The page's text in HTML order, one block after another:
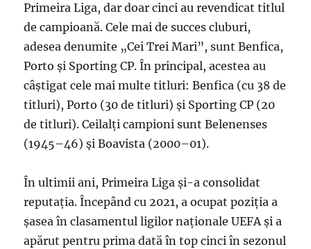
Primeira Liga, dar doar cinci au revendicat titlul
de campioană. Cele mai de succes cluburi,
adesea denumite „Cei Trei Mari”, sunt Benfica,
Porto și Sporting CP. În principal, acestea au
câștigat cele mai multe titluri: Benfica (cu 38 de
titluri), Porto (30 de titluri) și Sporting CP (20
de titluri). Ceilalți campioni sunt Belenenses
(1945–46) și Boavista (2000–01).
În ultimii ani, Primeira Liga și-a consolidat
reputația. Începând cu 2021, a ocupat poziția a
șasea în clasamentul ligilor naționale UEFA și a
apărut pentru prima dată în top cinci în sezonul